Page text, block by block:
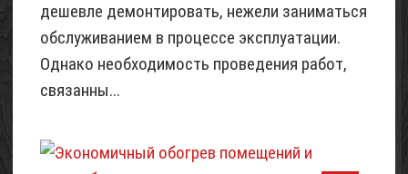
дешевле демонтировать, нежели заниматься
обслуживанием в процессе эксплуатации.
Однако необходимость проведения работ,
связанны...